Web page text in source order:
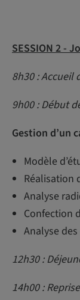
SESSION 2 -
8h30 : Accueil
9h00 : Début
Gestion d’un
Modèle
Réalisation
Analyse
Confection
Analyse
12h30 :
14h00 :